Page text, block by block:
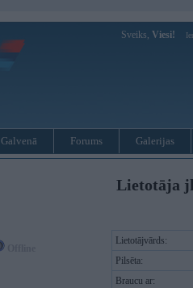
Sveiks, Viesi!
Galvenā Forums Galerijas
Lietotāja
Lietotājvārds:
Pilsēta:
Braucu ar: